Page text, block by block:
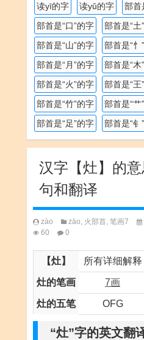
读yī的字
读yǔ的字
部首
部首是“口”的字
部首是“土
部首是“山”的字
部首是“忄
部首是“月”的字
部首是“木
部首是“火”的字
部首是“王
部首是“竹”的字
部首是“艹
部首是“足”的字
部首是“钅
汉字【灶】的
句和翻译
zào zāo, 火部首, 笔画7
60
0
【灶】 所有详细解释
灶的笔画 7画
灶的五笔 OFG
“灶”字的英文翻